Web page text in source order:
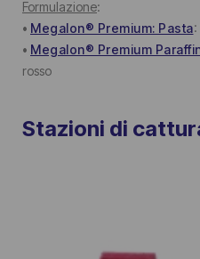
Formulazione:
• Megalon® Premium: Pasta
• Megalon® Premium
rosso
Stazioni di